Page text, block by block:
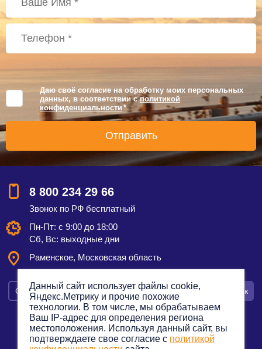
Даю своё согласие на обработку моих персональных
данных, в соответствии сполитикой
конфиденциальности *
8 800 234 29 66
Звонок по РФ бесплатный
Пн-Пт: с 9:00 до 18:00
Сб, Вс: выходные дни
Раменское, Московская область
Смотреть на карте Оставить заявку Заказать звонок
Политика конфиденциальности
Данный сайт использует файлы cookie,
Яндекс.Метрику и прочие похожие
технологии. В том числе, мы обрабатываем
Ваш IP-адрес для определения региона
местоположения. Используя данный сайт, вы
подтверждаете свое согласие с политикой